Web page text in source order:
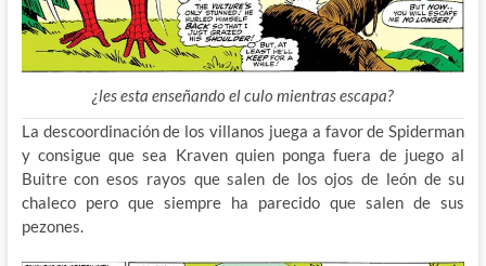
¿les esta enseñando el culo mientras escapa?
La descoordinación de los villanos juega a favor de Spiderman
y consigue que sea Kraven quien ponga fuera de juego al
Buitre con esos rayos que salen de los ojos de león de su
chaleco pero que siempre ha parecido que salen de sus
pezones.